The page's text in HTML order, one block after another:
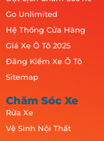
Go Unlimited
Hệ Thống Cửa Hàng
Giá Xe Ô Tô 2025
Đăng Kiểm Xe Ô Tô
Sitemap
Chăm Sóc Xe
Rửa Xe
Vệ Sinh Nội Thất